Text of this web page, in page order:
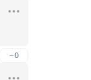
–0